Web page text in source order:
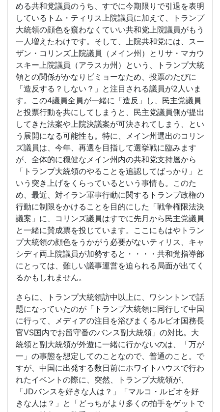
める共和党議員のうち、すでに今期限りで引退を表明
しているトム・ティリス上院議員に加えて、トランプ
大統領の顔色を窺わなくていい共和党上院議員がもう
一人増えたわけです。そして、上院共和党には、スー
ザン・コリンズ上院議員（メイン州）とリサ・マカウ
スキー上院議員（アラスカ州）という、トランプ大統
領との関係がかなりビミョーなため、投票のたびに
「造反する？しない？」と注目される議員が2人いま
す。この4議員全員が一緒に「造反」し、民主党議員
と投票行動を共にしてしまうと、民主党議員側が提出
してきた法案や上院決議案が可決されてしまう、とい
う展開になる可能性も。特に、メイン州選出のコリン
ズ議員は、今年、再選を目指して選挙戦に臨みます
が、全体的に穏健なメイン州内の共和党支持層から
「トランプ大統領のやることを追認してばっかり」と
いう突き上げをくらっているという事情も。このた
め、最近、対イラン軍事行動に関するトランプ政権の
行動に制限をかけることを目的にした「戦争権限法決
議案」に、コリンズ議員はすでに先月から民主党議員
と一緒に賛成票を投じています。ここにもはやトラン
プ大統領の顔色をうかがう必要がないティリス、キャ
シディ両上院議員が加勢すると・・・・共和党指導部
にとっては、難しい議事運営を迫られる局面が出てく
るかもしれません。
さらに、トランプ大統領訪中以上に、ワシントンで話
題になっていたのが「トランプ大統領に同行して中国
に行って、メディアの注目を浴びまくるルビオ国務長
官VS国内でお留守番のバンス副大統領」の対比。大
統領と副大統領が外遊に一緒に行かないのは、「万が
一」の事態を想定してのことなので、普通のこと。で
すが、中国に出発する数日前にホワイトハウスで行わ
れたイベントの際に、突然、トランプ大統領が、
「JDバンスを好きな人は？」「マルコ・ルビオを好
きな人は？」と「どっちがより多くの拍手をゲットで